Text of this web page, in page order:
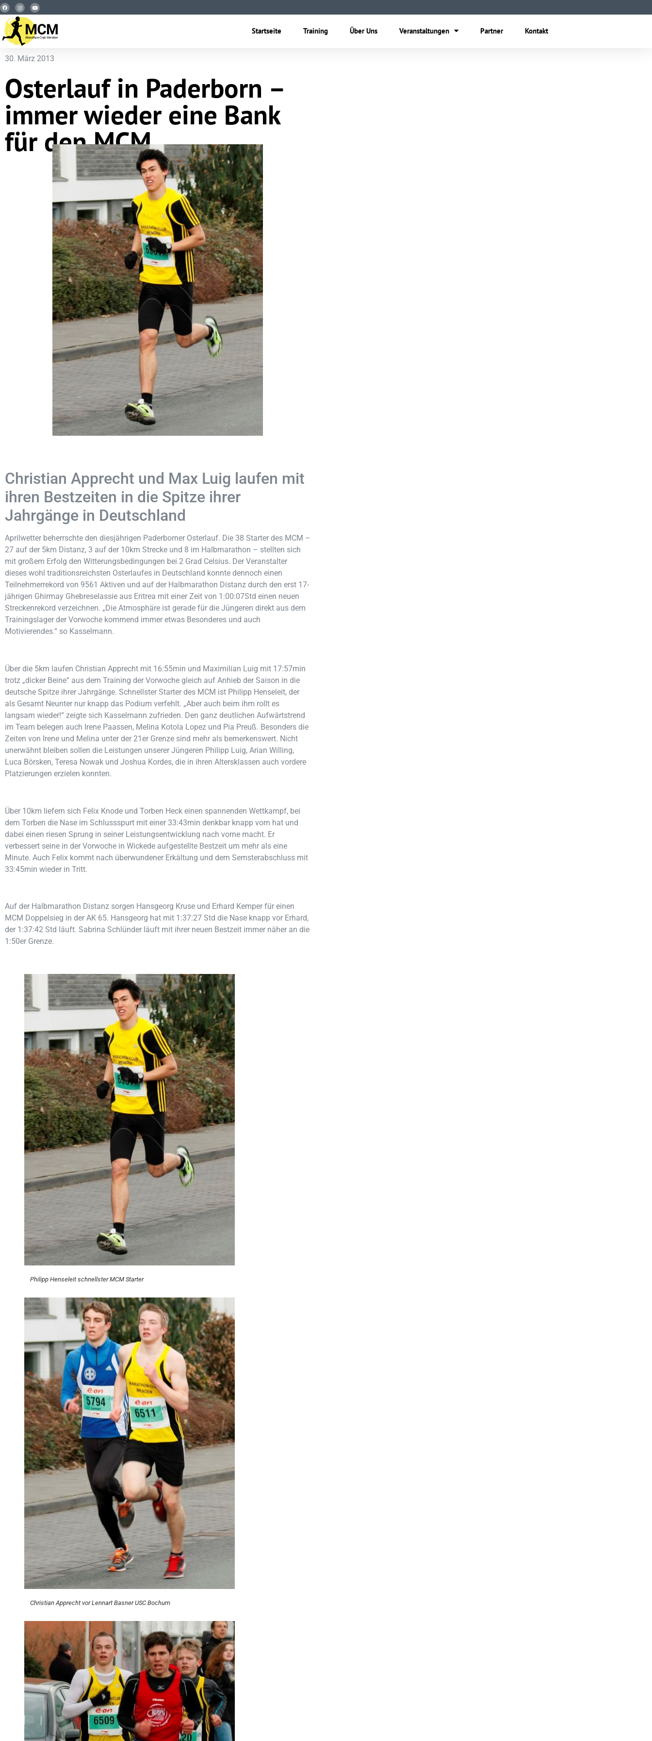
Startseite Training Über Uns Veranstaltungen Partner Kontakt
30. März 2013
Osterlauf in Paderborn –
immer wieder eine Bank
für den MCM
Christian Apprecht und Max Luig laufen mit
ihren Bestzeiten in die Spitze ihrer
Jahrgänge in Deutschland
Aprilwetter beherrschte den diesjährigen Paderborner Osterlauf. Die 38 Starter des MCM –
27 auf der 5km Distanz, 3 auf der 10km Strecke und 8 im Halbmarathon – stellten sich
mit großem Erfolg den Witterungsbedingungen bei 2 Grad Celsius. Der Veranstalter
dieses wohl traditionsreichsten Osterlaufes in Deutschland konnte dennoch einen
Teilnehmerrekord von 9561 Aktiven und auf der Halbmarathon Distanz durch den erst 17-
jährigen Ghirmay Ghebreselassie aus Eritrea mit einer Zeit von 1:00:07Std einen neuen
Streckenrekord verzeichnen. „Die Atmosphäre ist gerade für die Jüngeren direkt aus dem
Trainingslager der Vorwoche kommend immer etwas Besonderes und auch
Motivierendes.“ so Kasselmann.
Über die 5km laufen Christian Apprecht mit 16:55min und Maximilian Luig mit 17:57min
trotz „dicker Beine“ aus dem Training der Vorwoche gleich auf Anhieb der Saison in die
deutsche Spitze ihrer Jahrgänge. Schnellster Starter des MCM ist Philipp Henseleit, der
als Gesamt Neunter nur knapp das Podium verfehlt. „Aber auch beim ihm rollt es
langsam wieder!“ zeigte sich Kasselmann zufrieden. Den ganz deutlichen Aufwärtstrend
im Team belegen auch Irene Paassen, Melina Kotola Lopez und Pia Preuß. Besonders die
Zeiten von Irene und Melina unter der 21er Grenze sind mehr als bemerkenswert. Nicht
unerwähnt bleiben sollen die Leistungen unserer Jüngeren Philipp Luig, Arian Willing,
Luca Börsken, Teresa Nowak und Joshua Kordes, die in ihren Altersklassen auch vordere
Platzierungen erzielen konnten.
Über 10km liefern sich Felix Knode und Torben Heck einen spannenden Wettkampf, bei
dem Torben die Nase im Schlussspurt mit einer 33:43min denkbar knapp vorn hat und
dabei einen riesen Sprung in seiner Leistungsentwicklung nach vorne macht. Er
verbessert seine in der Vorwoche in Wickede aufgestellte Bestzeit um mehr als eine
Minute. Auch Felix kommt nach überwundener Erkältung und dem Semsterabschluss mit
33:45min wieder in Tritt.
Auf der Halbmarathon Distanz sorgen Hansgeorg Kruse und Erhard Kemper für einen
MCM Doppelsieg in der AK 65. Hansgeorg hat mit 1:37:27 Std die Nase knapp vor Erhard,
der 1:37:42 Std läuft. Sabrina Schlünder läuft mit ihrer neuen Bestzeit immer näher an die
1:50er Grenze.
Philipp Henseleit schnellster MCM Starter
Christian Apprecht vor Lennart Basner USC Bochum